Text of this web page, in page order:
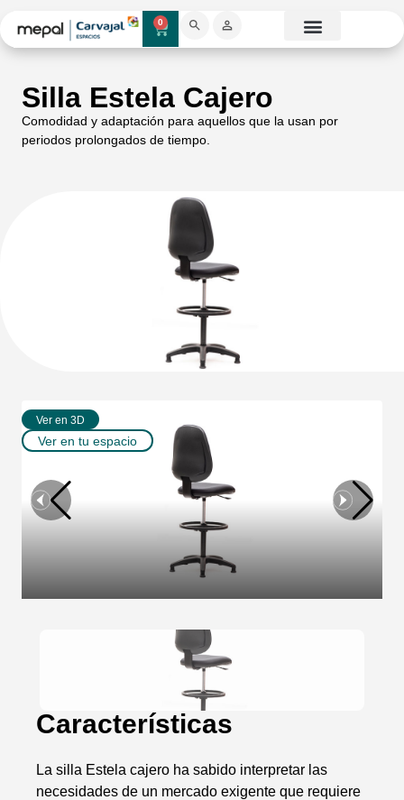
0
Silla Estela Cajero
Comodidad y adaptación para aquellos que la usan por
periodos prolongados de tiempo.
Ver en 3D
Ver en tu espacio
Características
La silla Estela cajero ha sabido interpretar las
necesidades de un mercado exigente que requiere